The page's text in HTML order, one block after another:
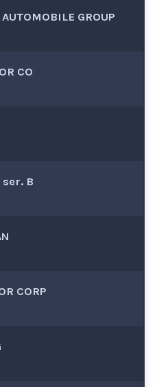
GROUP
CO
ser. B
CORP